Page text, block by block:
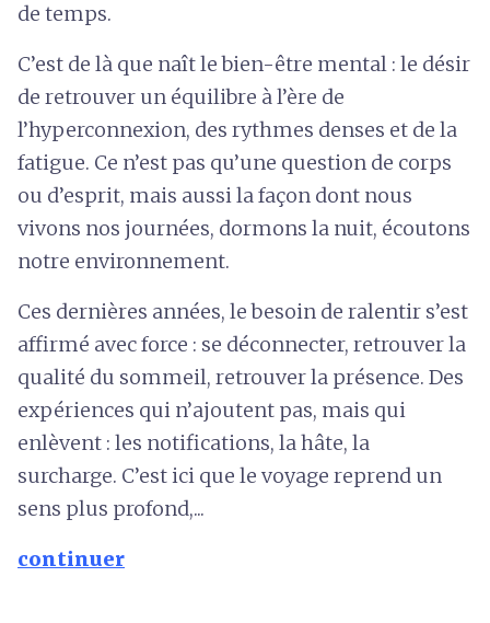
de temps.
C’est de là que naît le bien-être mental : le désir
de retrouver un équilibre à l’ère de
l’hyperconnexion, des rythmes denses et de la
fatigue. Ce n’est pas qu’une question de corps
ou d’esprit, mais aussi la façon dont nous
vivons nos journées, dormons la nuit, écoutons
notre environnement.
Ces dernières années, le besoin de ralentir s’est
affirmé avec force : se déconnecter, retrouver la
qualité du sommeil, retrouver la présence. Des
expériences qui n’ajoutent pas, mais qui
enlèvent : les notifications, la hâte, la
surcharge. C’est ici que le voyage reprend un
sens plus profond,...
continuer